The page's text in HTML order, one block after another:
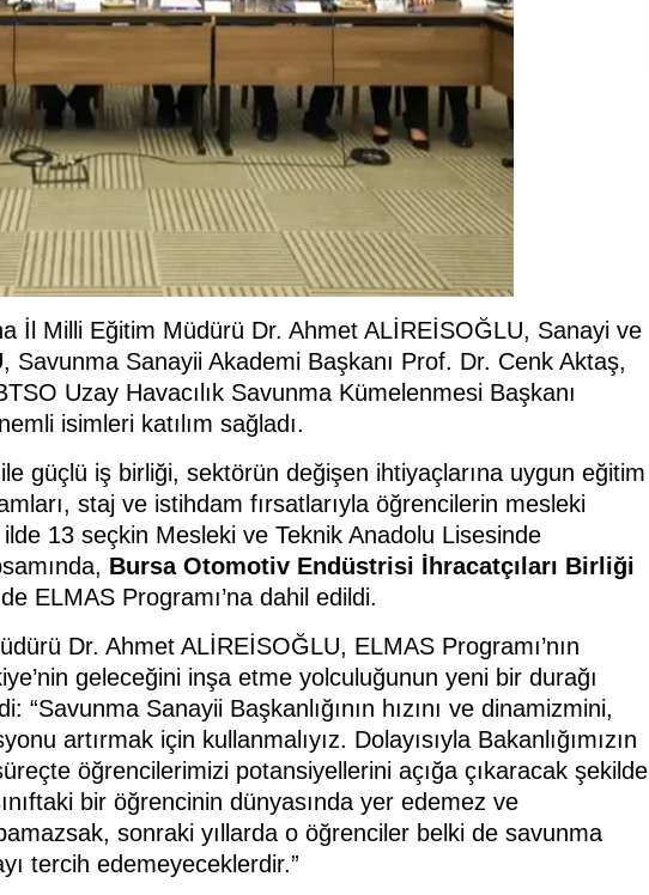
İl Milli Eğitim Müdürü Dr. Ahmet ALİREİSOĞLU, Sanayi ve
Savunma Sanayii Akademi Başkanı Prof. Dr. Cenk Aktaş,
Uzay Havacılık Savunma Kümelenmesi Başkanı
isimleri katılım sağladı.
güçlü iş birliği, sektörün değişen ihtiyaçlarına uygun eğitim
staj ve istihdam fırsatlarıyla öğrencilerin mesleki
13 seçkin Mesleki ve Teknik Anadolu Lisesinde
Bursa Otomotiv Endüstrisi İhracatçıları Birliği
de ELMAS Programı’na dahil edildi.
Dr. Ahmet ALİREİSOĞLU, ELMAS Programı’nın
geleceğini inşa etme yolculuğunun yeni bir durağı
“Savunma Sanayii Başkanlığının hızını ve dinamizmini,
artırmak için kullanmalıyız. Dolayısıyla Bakanlığımızın
öğrencilerimizi potansiyellerini açığa çıkaracak şekilde
bir öğrencinin dünyasında yer edemez ve
sonraki yıllarda o öğrenciler belki de savunma
tercih edemeyeceklerdir.”